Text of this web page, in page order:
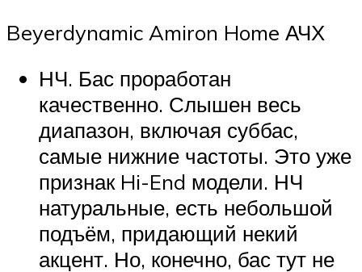
Beyerdynamic Amiron Home АЧХ
НЧ. Бас проработан
качественно. Слышен весь
диапазон, включая суббас,
самые нижние частоты. Это уже
признак Hi-End модели. НЧ
натуральные, есть небольшой
подъём, придающий некий
акцент. Но, конечно, бас тут не